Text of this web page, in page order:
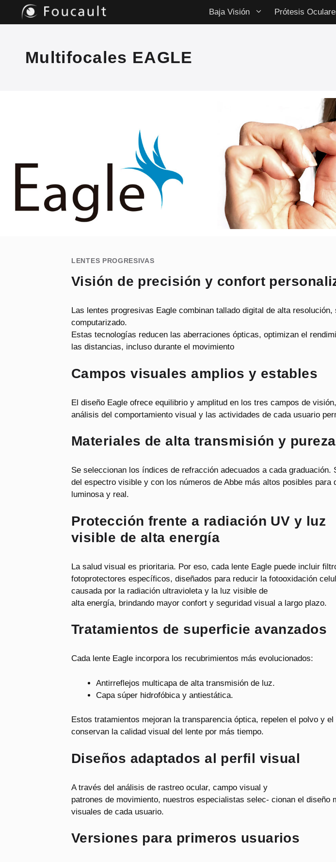
Baja Visión Prótesis
Multifocales EAGLE
LENTES PROGRESIVAS
Visión de precisión y confort
Las lentes progresivas Eagle combinan tallado digital de alta
computarizado.
Estas tecnologías reducen las aberraciones ópticas, optimizan el
las distancias, incluso durante el movimiento
Campos visuales amplios y estables
El diseño Eagle ofrece equilibrio y amplitud en los tres campos de
análisis del comportamiento visual y las actividades de cada usuario
Materiales de alta transmisión y
Se seleccionan los índices de refracción adecuados a cada
del espectro visible y con los números de Abbe más altos posibles
luminosa y real.
Protección frente a radiación UV y luz
visible de alta energía
La salud visual es prioritaria. Por eso, cada lente Eagle puede incluir
fotoprotectores específicos, diseñados para reducir la fotooxidación
causada por la radiación ultravioleta y la luz visible de
alta energía, brindando mayor confort y seguridad visual a largo plazo.
Tratamientos de superficie avanzados
Cada lente Eagle incorpora los recubrimientos más evolucionados:
Antirreflejos multicapa de alta transmisión de luz.
Capa súper hidrofóbica y antiestática.
Estos tratamientos mejoran la transparencia óptica, repelen el polvo y el
conservan la calidad visual del lente por más tiempo.
Diseños adaptados al perfil visual
A través del análisis de rastreo ocular, campo visual y
patrones de movimiento, nuestros especialistas selec- cionan el
visuales de cada usuario.
Versiones para primeros usuarios